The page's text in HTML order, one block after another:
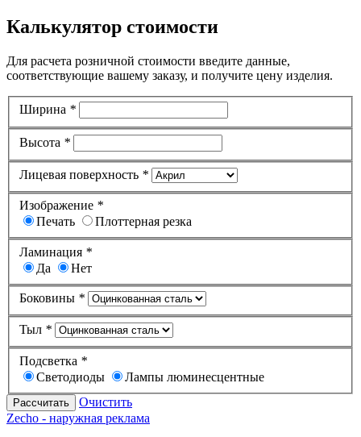
Калькулятор стоимости
Для расчета розничной стоимости введите данные,
соответствующие вашему заказу, и получите цену изделия.
Ширина *
Высота *
Лицевая поверхность *
Изображение *
Печать
Плоттерная резка
Ламинация *
Да
Нет
Боковины *
Тыл *
Подсветка *
Светодиоды
Лампы люминесцентные
Очистить
Zecho - наружная реклама